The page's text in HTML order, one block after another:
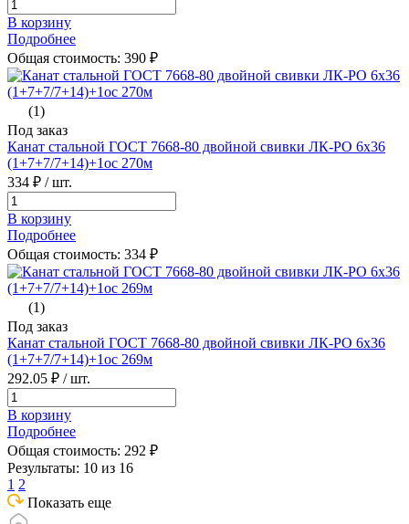
В корзину
Подробнее
Общая стоимость: 390 ₽
(1)
Под заказ
Канат стальной ГОСТ 7668-80 двойной свивки ЛК-РО 6х36
(1+7+7/7+14)+1oc 270м
334 ₽ / шт.
В корзину
Подробнее
Общая стоимость: 334 ₽
(1)
Под заказ
Канат стальной ГОСТ 7668-80 двойной свивки ЛК-РО 6х36
(1+7+7/7+14)+1oc 269м
292.05 ₽ / шт.
В корзину
Подробнее
Общая стоимость: 292 ₽
Результаты: 10 из 16
1 2
Показать еще